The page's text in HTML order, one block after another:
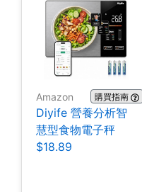
Amazon 購買指南
Diyife 營養分析智
慧型食物電子秤
$18.89